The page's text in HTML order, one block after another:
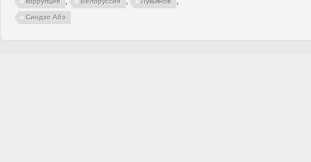
Синдзо Абэ